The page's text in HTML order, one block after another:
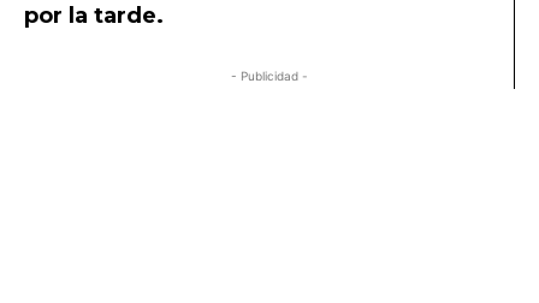
por la tarde.
- Publicidad -